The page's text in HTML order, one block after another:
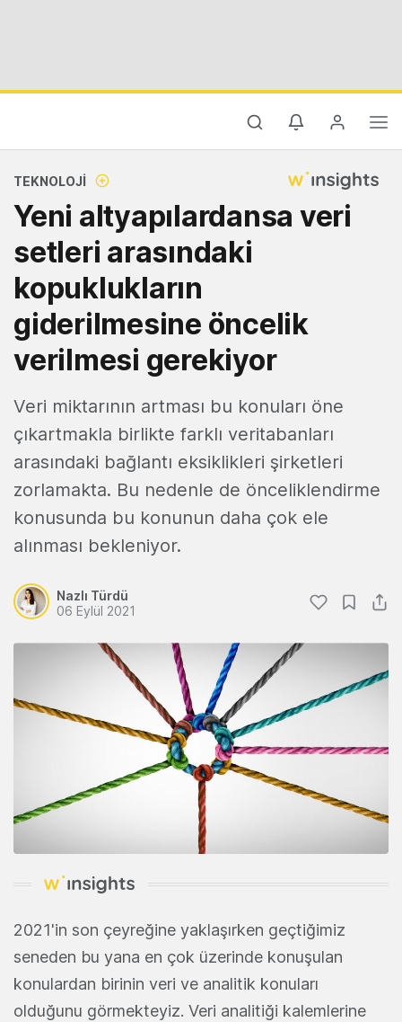
TEKNOLOJI
Yeni altyapılardansa veri
setleri arasındaki
kopuklukların
giderilmesine öncelik
verilmesi gerekiyor
Veri miktarının artması bu konuları öne
çıkartmakla birlikte farklı veritabanları
arasındaki bağlantı eksiklikleri şirketleri
zorlamakta. Bu nedenle de önceliklendirme
konusunda bu konunun daha çok ele
alınması bekleniyor.
Nazlı Türdü
06 Eylül 2021
2021'in son çeyreğine yaklaşırken geçtiğimiz
seneden bu yana en çok üzerinde konuşulan
konulardan birinin veri ve analitik konuları
olduğunu görmekteyiz. Veri analitiği kalemlerine